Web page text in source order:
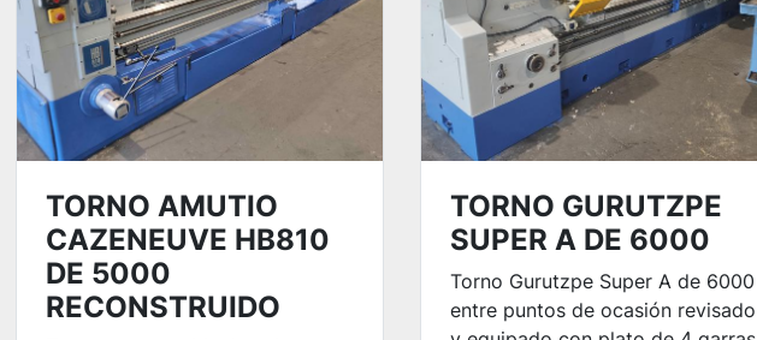
TORNO AMUTIO
CAZENEUVE HB810
DE 5000
RECONSTRUIDO
TORNO GURUTZPE
SUPER A DE 6000
Torno Gurutzpe Super A de 6000
entre puntos de ocasión revisado